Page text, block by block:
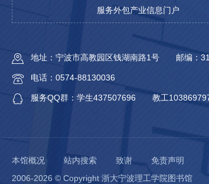
服务外包产业信息门户
地址：宁波市高教园区钱湖南路1号 邮编：
电话：0574-88130036
服务QQ群：学生437507696 教工
本馆概况 站内搜索 致谢
免责声明
2006-2026 © Copyright 浙大宁波理工学院图书馆